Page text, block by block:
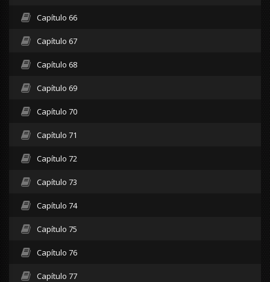
Capítulo 66
Capítulo 67
Capítulo 68
Capítulo 69
Capítulo 70
Capítulo 71
Capítulo 72
Capítulo 73
Capítulo 74
Capítulo 75
Capítulo 76
Capítulo 77